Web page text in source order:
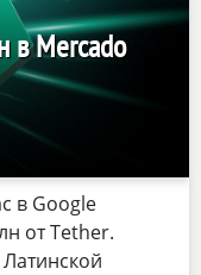
в Mercado
в Google
от Tether.